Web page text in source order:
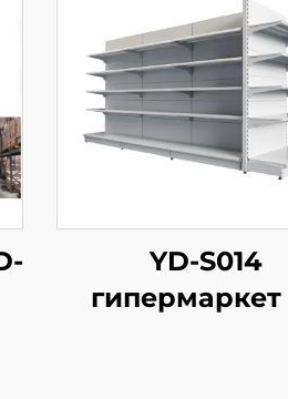
YD-S014
гипермаркет